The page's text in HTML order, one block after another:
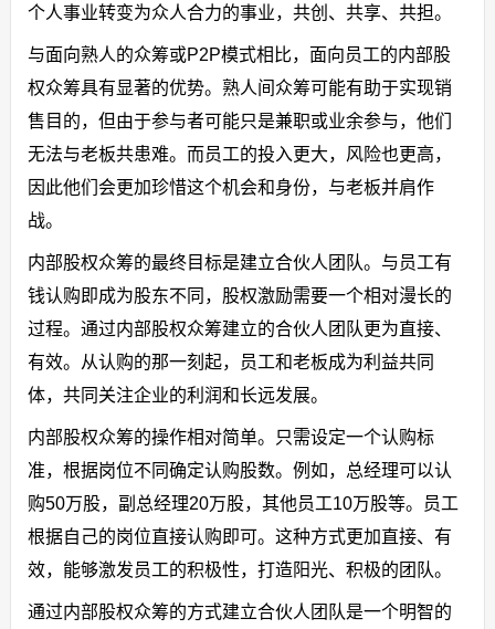
个人事业转变为众人合力的事业，共创、共享、共担。
与面向熟人的众筹或P2P模式相比，面向员工的内部股
权众筹具有显著的优势。熟人间众筹可能有助于实现销
售目的，但由于参与者可能只是兼职或业余参与，他们
无法与老板共患难。而员工的投入更大，风险也更高，
因此他们会更加珍惜这个机会和身份，与老板并肩作
战。
内部股权众筹的最终目标是建立合伙人团队。与员工有
钱认购即成为股东不同，股权激励需要一个相对漫长的
过程。通过内部股权众筹建立的合伙人团队更为直接、
有效。从认购的那一刻起，员工和老板成为利益共同
体，共同关注企业的利润和长远发展。
内部股权众筹的操作相对简单。只需设定一个认购标
准，根据岗位不同确定认购股数。例如，总经理可以认
购50万股，副总经理20万股，其他员工10万股等。员工
根据自己的岗位直接认购即可。这种方式更加直接、有
效，能够激发员工的积极性，打造阳光、积极的团队。
通过内部股权众筹的方式建立合伙人团队是一个明智的